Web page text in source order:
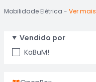
Mobilidade Elétrica
Ver mais
Vendido por
KaBuM!